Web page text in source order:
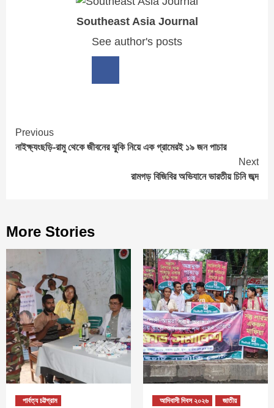
Southeast Asia Journal
See author's posts
Continue
Reading
Previous
নাইক্ষ্যংছড়ি-রামু থেকে জীবনের ঝুকি নিয়ে এক গ্রামেরই ১৯ জন পাচার
Next
রামগড় বিজিবির অভিযানে ভারতীয় চিনি জব্দ
More Stories
পার্বত্য চট্টগ্রাম আদিবাসী দিবস ২০২৬
জাতীয়